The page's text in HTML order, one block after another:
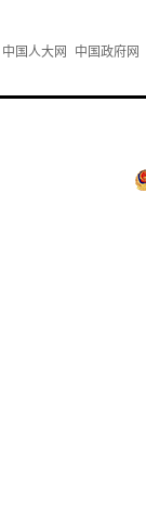
中国人大网 中国政府网